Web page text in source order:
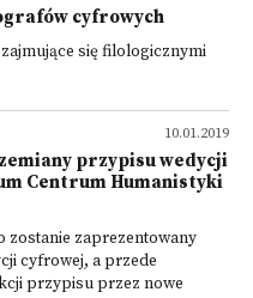
cyfrowych
się filologicznymi
10.01.2019
przypisu wedycji
Centrum Humanistyki
zostanie zaprezentowany
cyfrowej, a przede
przypisu przez nowe